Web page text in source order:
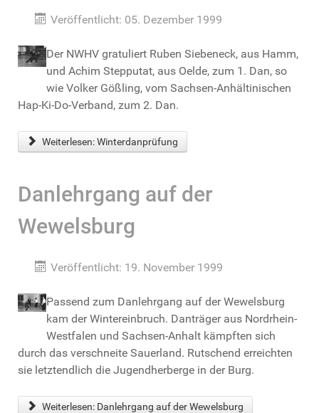
Veröffentlicht: 05. Dezember 1999
Der NWHV gratuliert Ruben Siebeneck, aus Hamm,
und Achim Stepputat, aus Oelde, zum 1. Dan, so
wie Volker Gößling, vom Sachsen-Anhältinischen
Hap-Ki-Do-Verband, zum 2. Dan.
Weiterlesen: Winterdanprüfung
Danlehrgang auf der
Wewelsburg
Veröffentlicht: 19. November 1999
Passend zum Danlehrgang auf der Wewelsburg
kam der Wintereinbruch. Danträger aus Nordrhein-
Westfalen und Sachsen-Anhalt kämpften sich
durch das verschneite Sauerland. Rutschend erreichten
sie letztendlich die Jugendherberge in der Burg.
Weiterlesen: Danlehrgang auf der Wewelsburg